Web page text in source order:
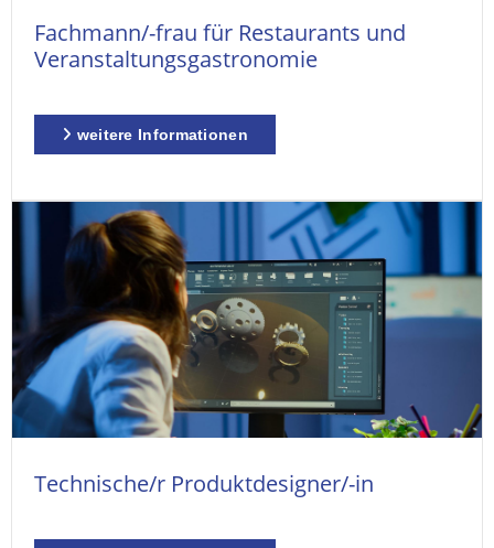
Fachmann/-frau für Restaurants und
Veranstaltungsgastronomie
weitere Informationen
Technische/r Produktdesigner/-in